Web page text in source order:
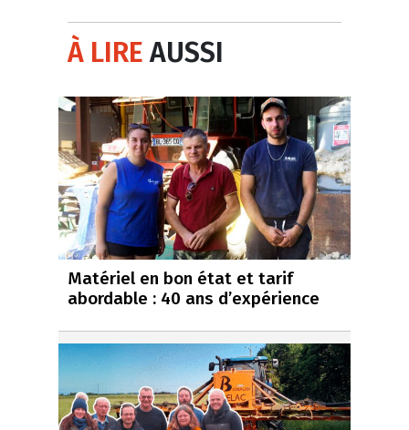
À LIREAUSSI
Matériel en bon état et tarif
abordable : 40 ans d’expérience